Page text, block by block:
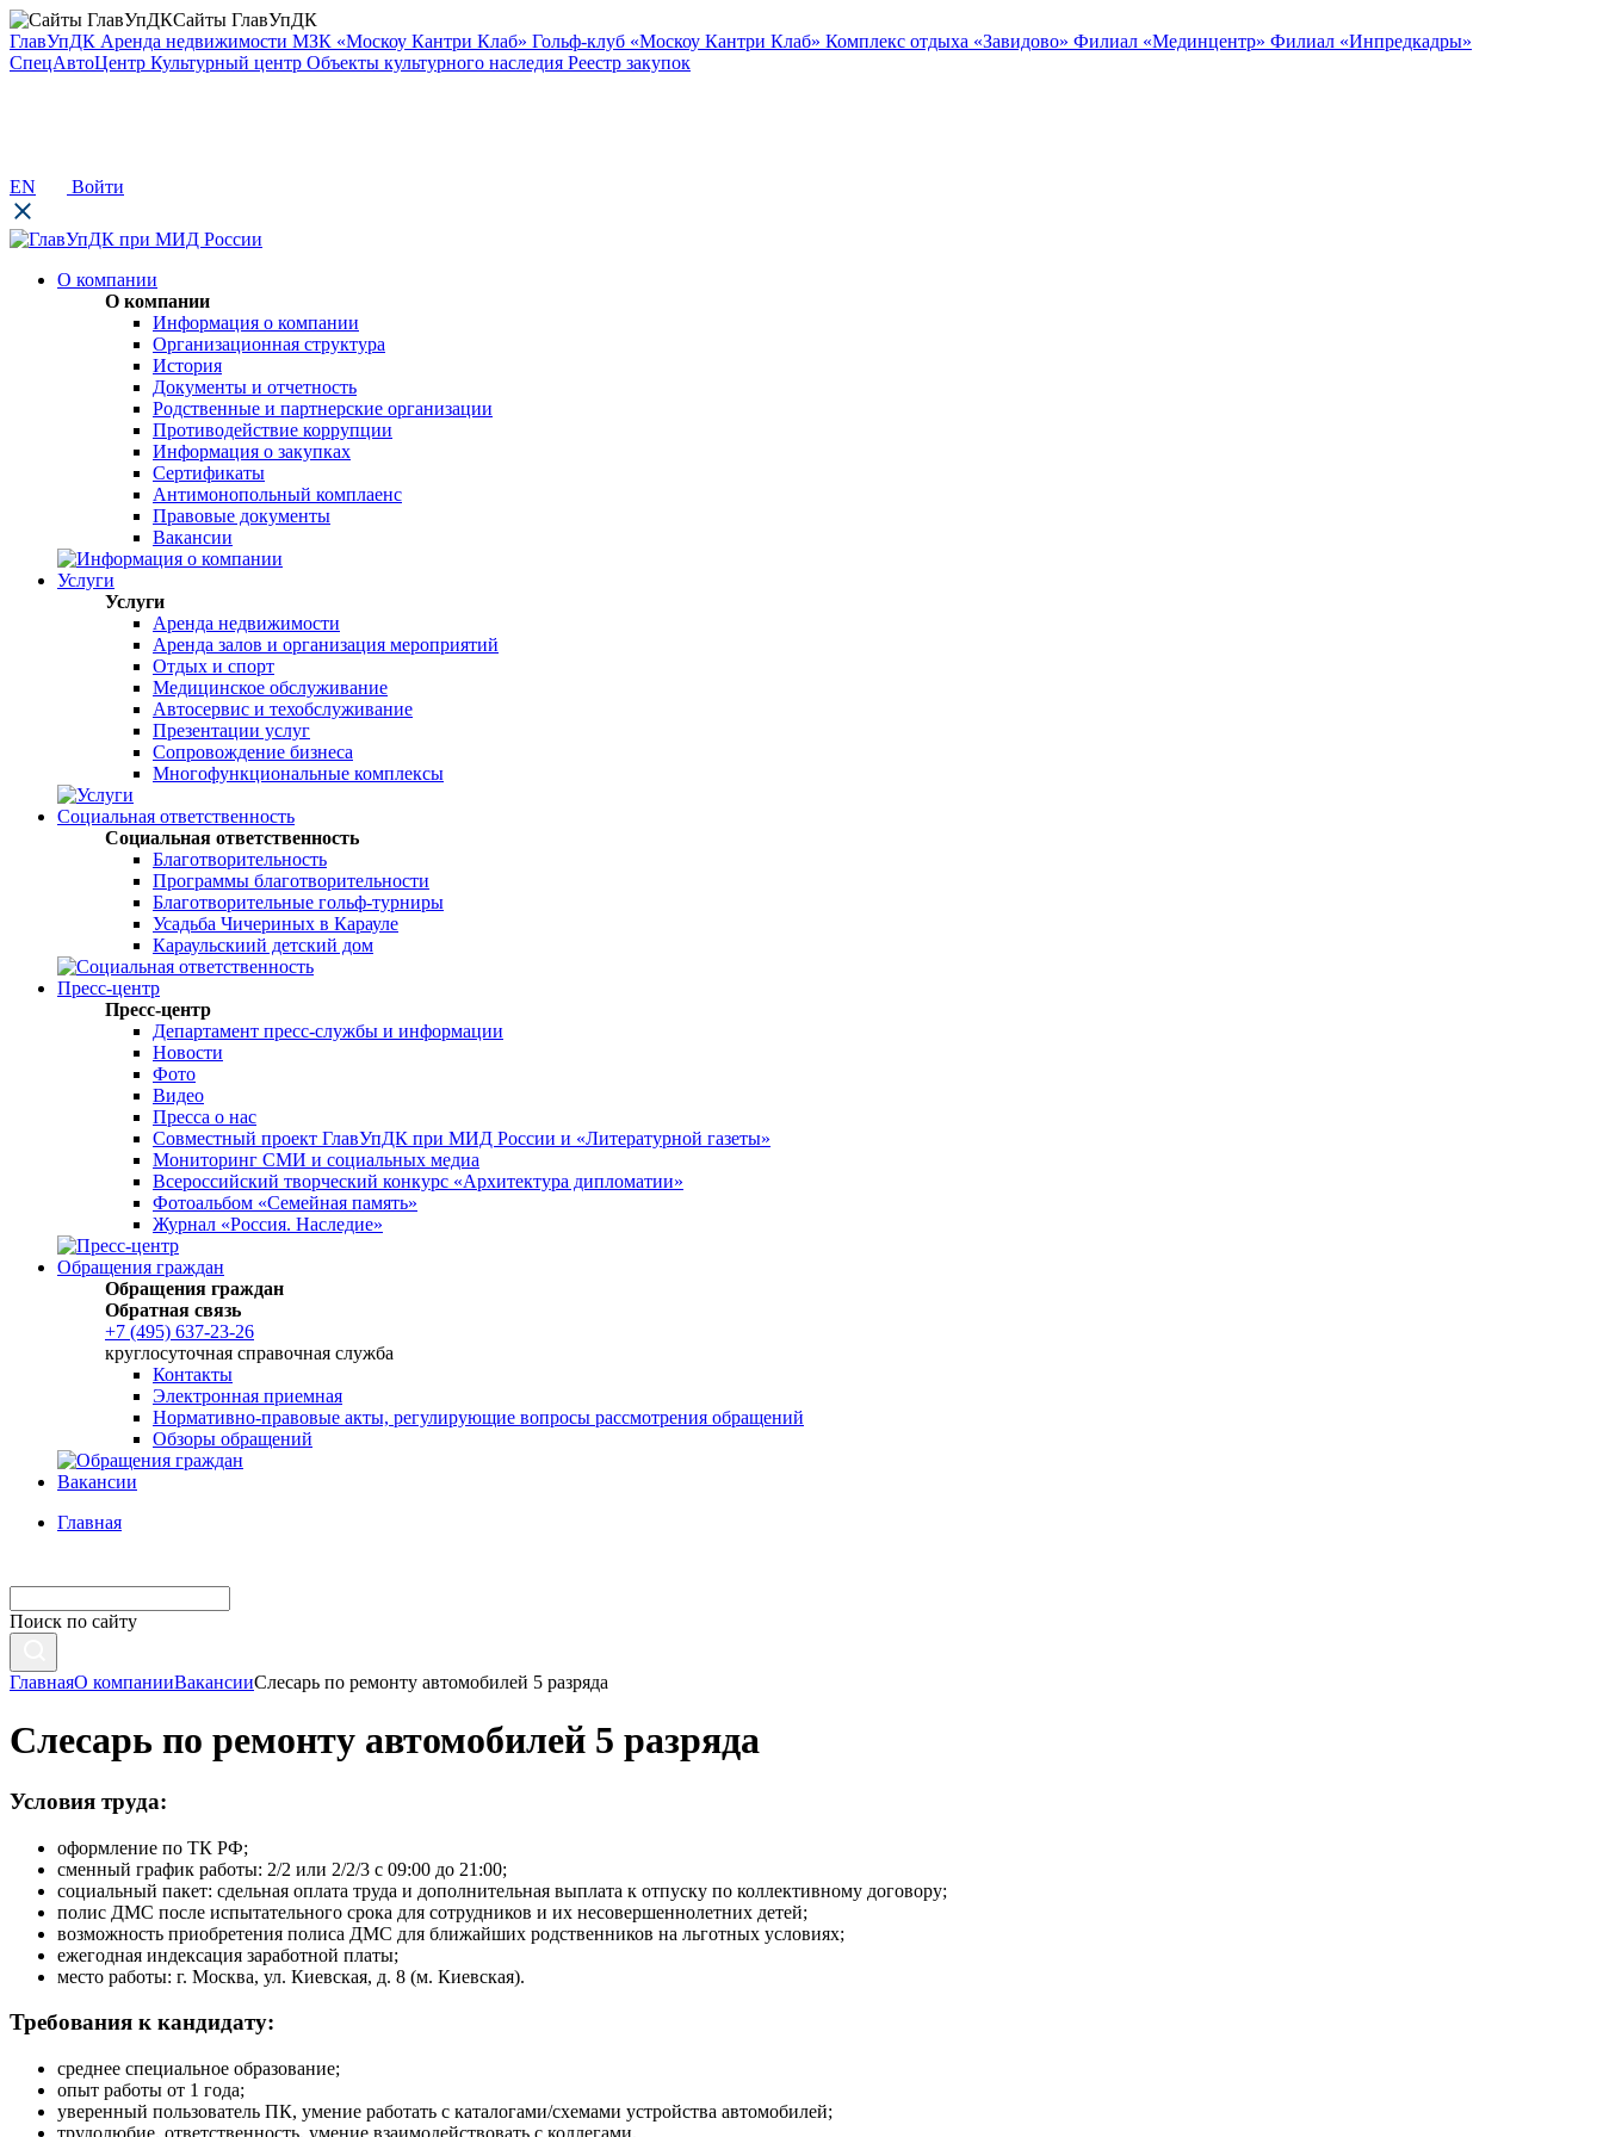
Сайты ГлавУпДК
ГлавУпДК Аренда недвижимости МЗК «Москоу Кантри Клаб» Гольф-клуб «Москоу Кантри Клаб» Комплекс отдыха «Завидово» Филиал «Мединцентр» Филиал «Инпредкадры»
СпецАвтоЦентр Культурный центр Объекты культурного наследия Реестр закупок
EN Войти
О компании
О компании
Информация о компании
Организационная структура
История
Документы и отчетность
Родственные и партнерские организации
Противодействие коррупции
Информация о закупках
Сертификаты
Антимонопольный комплаенс
Правовые документы
Вакансии
Услуги
Услуги
Аренда недвижимости
Аренда залов и организация мероприятий
Отдых и спорт
Медицинское обслуживание
Автосервис и техобслуживание
Презентации услуг
Сопровождение бизнеса
Многофункциональные комплексы
Социальная ответственность
Социальная ответственность
Благотворительность
Программы благотворительности
Благотворительные гольф-турниры
Усадьба Чичериных в Карауле
Караульскиий детский дом
Пресс-центр
Пресс-центр
Департамент пресс-службы и информации
Новости
Фото
Видео
Пресса о нас
Совместный проект ГлавУпДК при МИД России и «Литературной газеты»
Мониторинг СМИ и социальных медиа
Всероссийский творческий конкурс «Архитектура дипломатии»
Фотоальбом «Семейная память»
Журнал «Россия. Наследие»
Обращения граждан
Обращения граждан
Обратная связь
+7 (495) 637-23-26
круглосуточная справочная служба
Контакты
Электронная приемная
Нормативно-правовые акты, регулирующие вопросы рассмотрения обращений
Обзоры обращений
Вакансии
Главная
Поиск по сайту
ГлавнаяО компанииВакансииСлесарь по ремонту автомобилей 5 разряда
Слесарь по ремонту автомобилей 5 разряда
Условия труда:
оформление по ТК РФ;
сменный график работы: 2/2 или 2/2/3 с 09:00 до 21:00;
cоциальный пакет: сдельная оплата труда и дополнительная выплата к отпуску по коллективному договору;
полис ДМС после испытательного срока для сотрудников и их несовершеннолетних детей;
возможность приобретения полиса ДМС для ближайших родственников на льготных условиях;
ежегодная индексация заработной платы;
место работы: г. Москва, ул. Киевская, д. 8 (м. Киевская).
Требования к кандидату:
среднее специальное образование;
опыт работы от 1 года;
уверенный пользователь ПК, умение работать с каталогами/схемами устройства автомобилей;
трудолюбие, ответственность, умение взаимодействовать с коллегами.